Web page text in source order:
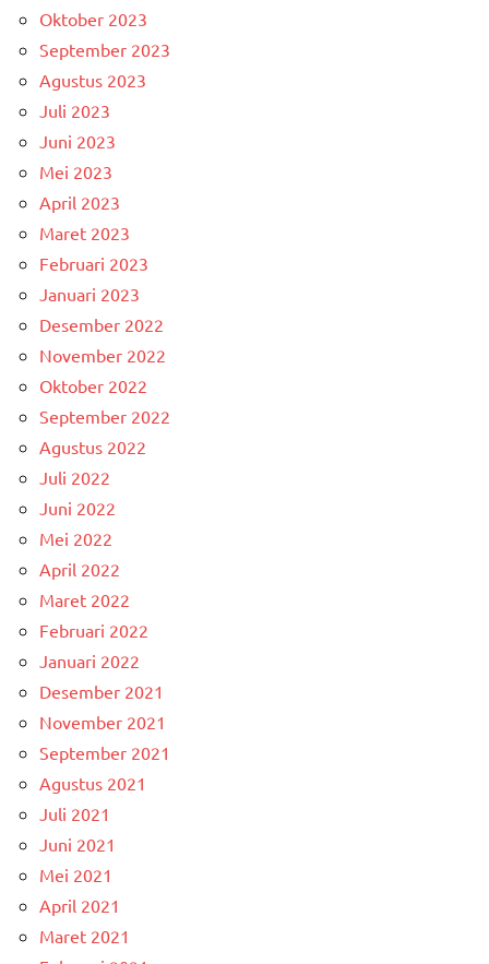
Oktober 2023
September 2023
Agustus 2023
Juli 2023
Juni 2023
Mei 2023
April 2023
Maret 2023
Februari 2023
Januari 2023
Desember 2022
November 2022
Oktober 2022
September 2022
Agustus 2022
Juli 2022
Juni 2022
Mei 2022
April 2022
Maret 2022
Februari 2022
Januari 2022
Desember 2021
November 2021
September 2021
Agustus 2021
Juli 2021
Juni 2021
Mei 2021
April 2021
Maret 2021